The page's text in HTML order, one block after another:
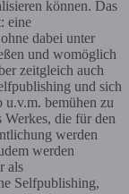
können. Das
eine
dabei unter
und womöglich
zeitgleich auch
und sich
bemühen zu
Werkes, die für den
werden
werden
als
Selfpublishing,